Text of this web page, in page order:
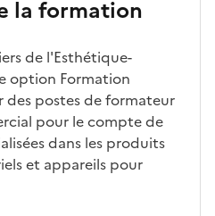
s
s
ac
cè
s à
la
fo
rm
re
dé
bo
uch
és
iss
ent
la formation
de l'Esthétique-
option Formation
des postes de formateur
pour le compte de
dans les produits
et appareils pour